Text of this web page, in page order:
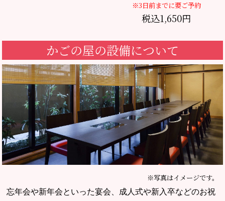
※3日前までに要ご予約
税込1,650円
かごの屋の設備について
※写真はイメージです。
忘年会や新年会といった宴会、成人式や新入卒などのお祝